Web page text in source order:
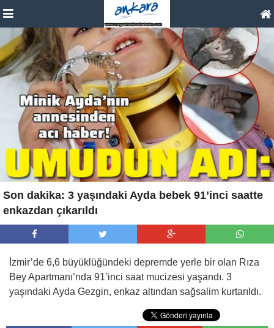
Son dakika: 3 yaşındaki Ayda bebek 91’inci saatte
enkazdan çıkarıldı
İzmir’de 6,6 büyüklüğündeki depremde yerle bir olan Rıza
Bey Apartmanı’nda 91’inci saat mucizesi yaşandı. 3
yaşındaki Ayda Gezgin, enkaz altından sağsalim kurtarıldı.